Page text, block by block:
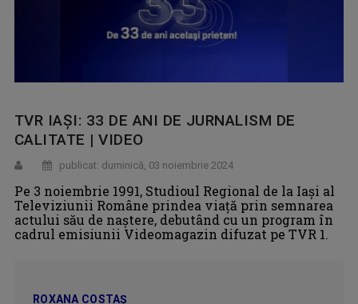
TVR IAȘI: 33 DE ANI DE JURNALISM DE
CALITATE | VIDEO
publicat: duminică, 03 noiembrie 2024
Pe 3 noiembrie 1991, Studioul Regional de la Iași al
Televiziunii Române prindea viață prin semnarea
actului său de naștere, debutând cu un program în
cadrul emisiunii Videomagazin difuzat pe TVR 1.
ROXANA COSTAŞ